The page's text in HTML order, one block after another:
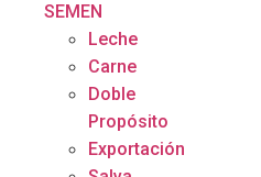
SEMEN
Leche
Carne
Doble
Propósito
Exportación